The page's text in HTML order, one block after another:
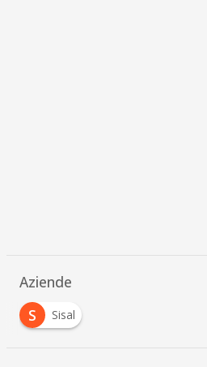
Aziende
S
Sisal